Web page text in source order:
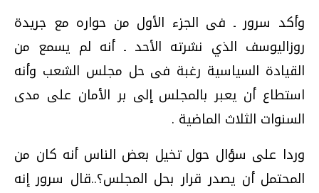
وأكد سرور ـ فى الجزء الأول من حواره مع جريدة
روزاليوسف الذي نشرته الأحد ـ أنه لم يسمع من
القيادة السياسية رغبة فى حل مجلس الشعب وأنه
استطاع أن يعبر بالمجلس إلى بر الأمان على مدى
السنوات الثلاث الماضية .
وردا على سؤال حول تخيل بعض الناس أنه كان من
المحتمل أن يصدر قرار بحل المجلس؟..قال سرور إنه